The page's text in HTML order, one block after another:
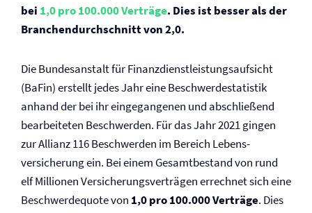
bei 1,0 pro 100.000 Verträge. Dies ist besser als der
Branchendurchschnitt von 2,0.
Die Bundesanstalt für Finanzdienstleistungsaufsicht
(BaFin) erstellt jedes Jahr eine Beschwerdestatistik
anhand der bei ihr eingegangenen und abschließend
bearbeiteten Beschwerden. Für das Jahr 2021 gingen
zur Allianz 116 Beschwerden im Bereich Lebens­
versicherung ein. Bei einem Gesamtbestand von rund
elf Millionen Versicherungsverträgen errechnet sich eine
Beschwerdequote von 1,0 pro 100.000 Verträge. Dies